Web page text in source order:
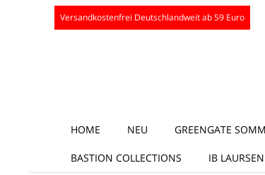
Versandkostenfrei Deutschlandweit ab 59 Euro
Secondary
Menu
HOME NEU GREENGATE
BASTION COLLECTIONS IB LAURSEN